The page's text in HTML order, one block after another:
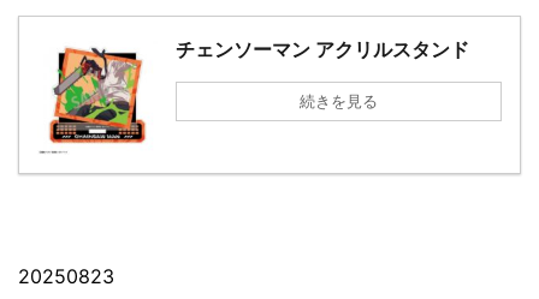
チェンソーマン アクリルスタンド
続きを見る
20250823